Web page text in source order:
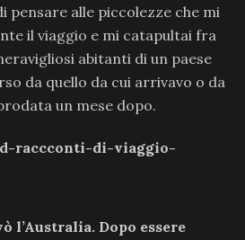
pensare alle piccolezze che mi
il viaggio e mi catapultai fra
abitanti di un paese
da quello da cui arrivavo o da
un mese dopo.
l’Australia. Dopo essere